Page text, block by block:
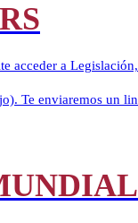
acceder a
Te enviaremos un